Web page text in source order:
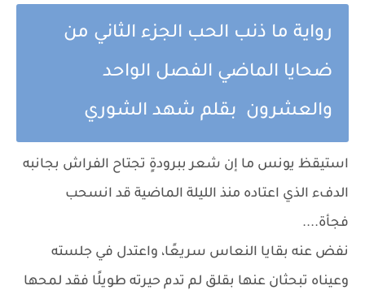
رواية ما ذنب الحب الجزء الثاني من
ضحايا الماضي الفصل الواحد
والعشرون بقلم شهد الشوري
استيقظ يونس ما إن شعر ببرودةٍ تجتاح الفراش بجانبه
الدفء الذي اعتاده منذ الليلة الماضية قد انسحب
فجأة....
نفض عنه بقايا النعاس سريعًا، واعتدل في جلسته
وعيناه تبحثان عنها بقلق لم تدم حيرته طويلًا فقد لمحها